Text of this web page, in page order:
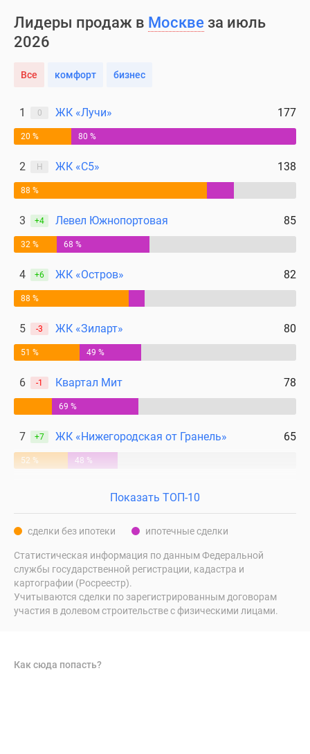
Лидеры продаж в Москве за июль
2026
Все комфорт бизнес
1 0 ЖК «Лучи» 177
20 % 80 %
2 Н ЖК «С5» 138
88 %
3 +4 Левел Южнопортовая 85
32 % 68 %
4 +6 ЖК «Остров» 82
88 %
5 -3 ЖК «Зиларт» 80
51 % 49 %
6 -1 Квартал Мит 78
69 %
7 +7 ЖК «Нижегородская от Гранель» 65
52 % 48 %
Показать ТОП-10
сделки без ипотеки ипотечные сделки
Статистическая информация по данным Федеральной
службы государственной регистрации, кадастра и
картографии (Росреестр).
Учитываются сделки по зарегистрированным договорам
участия в долевом строительстве с физическими лицами.
Как сюда попасть?